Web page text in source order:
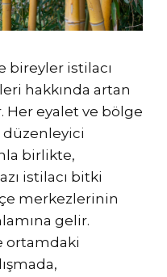
bireyler istilacı
hakkında artan
eyalet ve bölge
düzenleyici
birlikte,
istilacı bitki
merkezlerinin
gelir.
ortamdaki